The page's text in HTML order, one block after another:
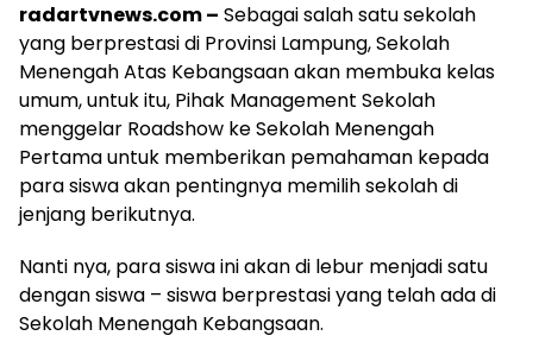
radartvnews.com – Sebagai salah satu sekolah
yang berprestasi di Provinsi Lampung, Sekolah
Menengah Atas Kebangsaan akan membuka kelas
umum, untuk itu, Pihak Management Sekolah
menggelar Roadshow ke Sekolah Menengah
Pertama untuk memberikan pemahaman kepada
para siswa akan pentingnya memilih sekolah di
jenjang berikutnya.
Nanti nya, para siswa ini akan di lebur menjadi satu
dengan siswa – siswa berprestasi yang telah ada di
Sekolah Menengah Kebangsaan.